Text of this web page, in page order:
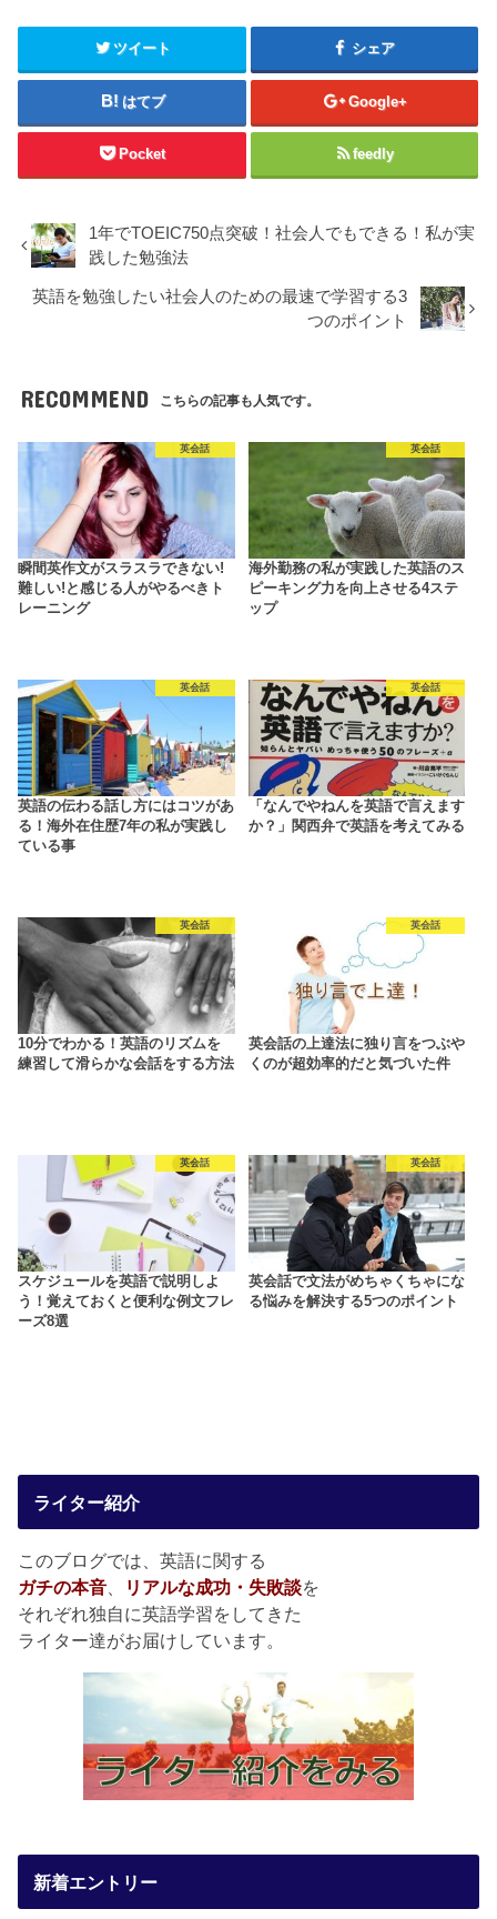
ツイート シェア
はてブ Google+
Pocket feedly
1年でTOEIC750点突破！社会人でもできる！私が実
践した勉強法
英語を勉強したい社会人のための最速で学習する3
つのポイント
RECOMMEND こちらの記事も人気です。
英会話
瞬間英作文がスラスラできない!
難しい!と感じる人がやるべきト
レーニング
英会話
海外勤務の私が実践した英語のス
ピーキング力を向上させる4ステ
ップ
英会話
英語の伝わる話し方にはコツがあ
る！海外在住歴7年の私が実践し
ている事
英会話
「なんでやねんを英語で言えます
か？」関西弁で英語を考えてみる
英会話
10分でわかる！英語のリズムを
練習して滑らかな会話をする方法
英会話
英会話の上達法に独り言をつぶや
くのが超効率的だと気づいた件
英会話
スケジュールを英語で説明しよ
う！覚えておくと便利な例文フレ
ーズ8選
英会話
英会話で文法がめちゃくちゃにな
る悩みを解決する5つのポイント
ライター紹介
このブログでは、英語に関する
ガチの本音
リアルな成功・失敗談を
それぞれ独自に英語学習をしてきた
ライター達がお届けしています。
新着エントリー